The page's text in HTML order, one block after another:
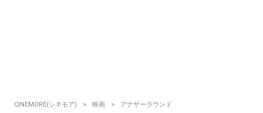
CINEMORE(シネモア) 映画
アナザーラウンド